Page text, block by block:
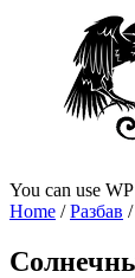
You can use
Home /Разбав /